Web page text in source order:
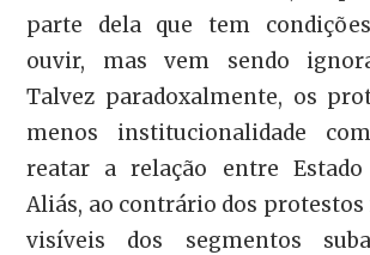
parte dela que tem
ouvir, mas vem sendo
Talvez paradoxalmente, os
menos institucionalidade
reatar a relação entre Estado
Aliás, ao contrário dos
visíveis dos segmentos